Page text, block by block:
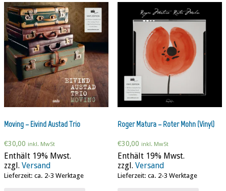
Moving – Eivind Austad Trio
€30,00 inkl. MwSt
Enthält 19% Mwst.
zzgl. Versand
Lieferzeit: ca. 2-3 Werktage
Roger Matura – Roter Mohn (Vinyl)
€30,00 inkl. MwSt
Enthält 19% Mwst.
zzgl. Versand
Lieferzeit: ca. 2-3 Werktage